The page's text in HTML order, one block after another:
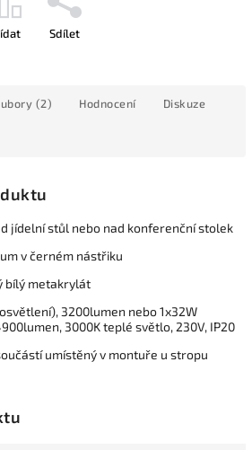
Sdílet
(2) Hodnocení Diskuze
jídelní stůl nebo nad konferenční stolek
v černém nástřiku
bílý metakrylát
3200lumen nebo 1x32W
3000K teplé světlo, 230V, IP20
umístěný v montuře u stropu